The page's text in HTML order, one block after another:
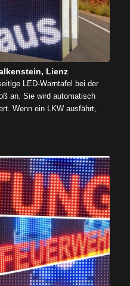
Lienz
LED-Warntafel bei der
an. Sie wird automatisch
Wenn ein LKW ausfährt,